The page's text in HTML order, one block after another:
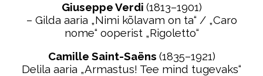
Giuseppe Verdi (1813–1901)
– Gilda aaria „Nimi kõlavam on ta“ / „Caro
nome“ ooperist „Rigoletto“
Camille Saint-Saëns (1835–1921)
Delila aaria „Armastus! Tee mind tugevaks“